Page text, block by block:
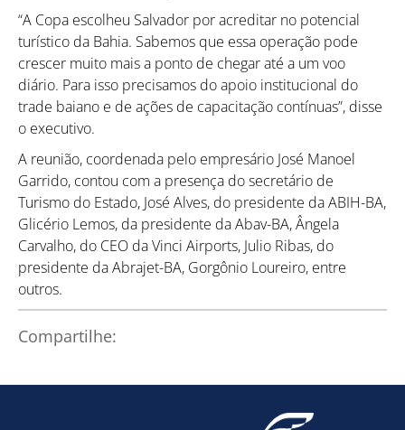
Como utilizar
“A Copa escolheu Salvador por acreditar no potencial
turístico da Bahia. Sabemos que essa operação pode
crescer muito mais a ponto de chegar até a um voo
diário. Para isso precisamos do apoio institucional do
trade baiano e de ações de capacitação contínuas”, disse
o executivo.
A reunião, coordenada pelo empresário José Manoel
Garrido, contou com a presença do secretário de
Turismo do Estado, José Alves, do presidente da ABIH-BA,
Glicério Lemos, da presidente da Abav-BA, Ângela
Carvalho, do CEO da Vinci Airports, Julio Ribas, do
presidente da Abrajet-BA, Gorgônio Loureiro, entre
outros.
Compartilhe: